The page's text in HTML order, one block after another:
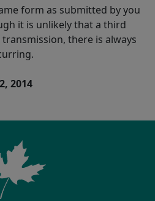
form as submitted by you
it is unlikely that a third
there is always
2014